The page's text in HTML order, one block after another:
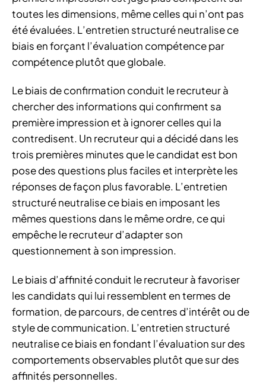
toutes les dimensions, même celles qui n’ont pas
été évaluées. L’entretien structuré neutralise ce
biais en forçant l’évaluation compétence par
compétence plutôt que globale.
Le biais de confirmation conduit le recruteur à
chercher des informations qui confirment sa
première impression et à ignorer celles qui la
contredisent. Un recruteur qui a décidé dans les
trois premières minutes que le candidat est bon
pose des questions plus faciles et interprète les
réponses de façon plus favorable. L’entretien
structuré neutralise ce biais en imposant les
mêmes questions dans le même ordre, ce qui
empêche le recruteur d’adapter son
questionnement à son impression.
Le biais d’affinité conduit le recruteur à favoriser
les candidats qui lui ressemblent en termes de
formation, de parcours, de centres d’intérêt ou de
style de communication. L’entretien structuré
neutralise ce biais en fondant l’évaluation sur des
comportements observables plutôt que sur des
affinités personnelles.